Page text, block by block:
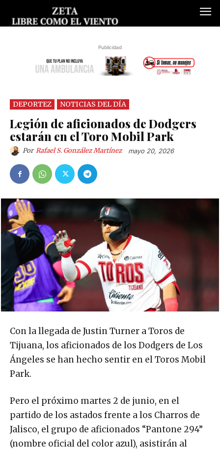
Publicidad
DEPORTEZ NOTICIAS DEL DÍA
Legión de aficionados de Dodgers
estarán en el Toro Mobil Park
Por Rafael S. González Martínez mayo 20, 2026
Con la llegada de Justin Turner a Toros de
Tijuana, los aficionados de los Dodgers de Los
Ángeles se han hecho sentir en el Toros Mobil
Park.
Pero el próximo martes 2 de junio, en el
partido de los astados frente a los Charros de
Jalisco, el grupo de aficionados “Pantone 294”
(nombre oficial del color azul), asistirán al